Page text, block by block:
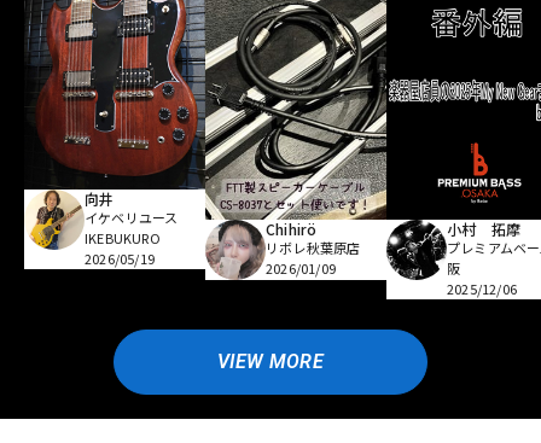
向井
イケベリユース
IKEBUKURO
2026/05/19
Chihirö
リボレ秋葉原店
2026/01/09
小村 拓摩
プレミアムベ
阪
2025/12/06
VIEW MORE